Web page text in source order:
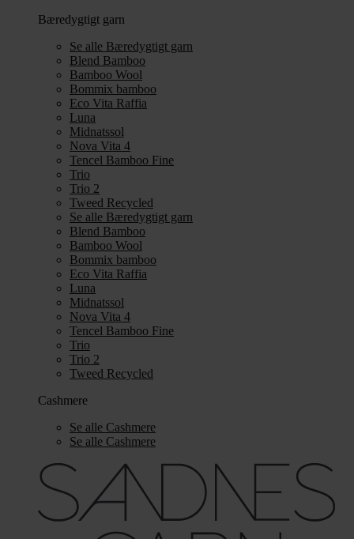
Bæredygtigt garn
Se alle Bæredygtigt garn
Blend Bamboo
Bamboo Wool
Bommix bamboo
Eco Vita Raffia
Luna
Midnatssol
Nova Vita 4
Tencel Bamboo Fine
Trio
Trio 2
Tweed Recycled
Se alle Bæredygtigt garn
Blend Bamboo
Bamboo Wool
Bommix bamboo
Eco Vita Raffia
Luna
Midnatssol
Nova Vita 4
Tencel Bamboo Fine
Trio
Trio 2
Tweed Recycled
Cashmere
Se alle Cashmere
Se alle Cashmere